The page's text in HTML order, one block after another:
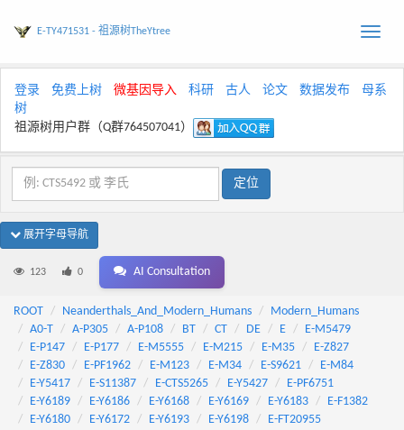
Toggle
E-TY471531 - 祖源树TheYtree
登录 免费上树 微基因导入 科研 古人 论文 数据发布
母系
树
祖源树用户群（Q群764507041）
展开字母导航
123 0 AI Consultation
ROOT Neanderthals_And_Modern_Humans
Modern_Humans
A0-T
A-P305 A-P108 BT CT DE E
E-M5479
E-P147
E-P177 E-M5555 E-M215 E-M35
E-Z827
E-Z830
E-PF1962 E-M123 E-M34 E-S9621
E-M84
E-Y5417
E-S11387 E-CTS5265 E-Y5427
E-PF6751
E-Y6189
E-Y6186 E-Y6168 E-Y6169 E-Y6183
E-F1382
E-Y6180
E-Y6172 E-Y6193 E-Y6198
E-FT20955